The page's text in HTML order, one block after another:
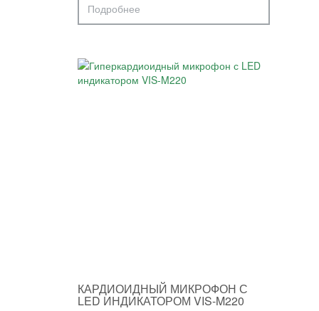
Подробнее
КАРДИОИДНЫЙ МИКРОФОН С
LED ИНДИКАТОРОМ VIS-M220